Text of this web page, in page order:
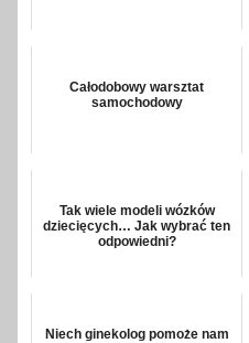
Całodobowy warsztat
samochodowy
Tak wiele modeli wózków
dziecięcych… Jak wybrać ten
odpowiedni?
Niech ginekolog pomoże nam